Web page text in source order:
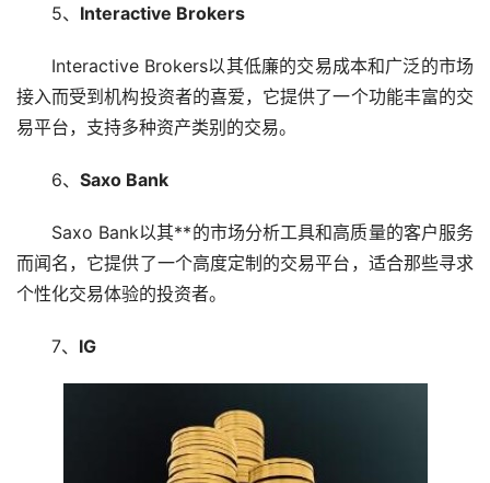
5、 Interactive Brokers
Interactive Brokers以其低廉的交易成本和广泛的市场
接入而受到机构投资者的喜爱，它提供了一个功能丰富的交
易平台，支持多种资产类别的交易。
6、 Saxo Bank
Saxo Bank以其**的市场分析工具和高质量的客户服务
而闻名，它提供了一个高度定制的交易平台，适合那些寻求
个性化交易体验的投资者。
7、 IG